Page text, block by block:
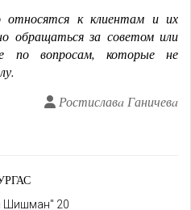
относятся к клиентам и их
обращаться за советом или
по вопросам, которые не
Ростиславa Ганичевa
Шишман" 20